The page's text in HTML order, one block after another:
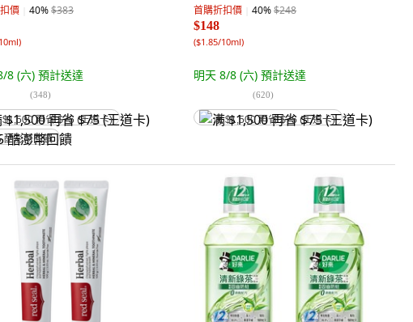
價 40%$383
)
8 (六) 預計送達
(348)
$1,500 再省 $75 (王道卡)
酷澎幣回饋
首購折扣價 40%$248
$148
($1.85/10ml)
明天 8/8 (六) 預計送達
(620)
满 $1,500 再省 $75 (王道卡)